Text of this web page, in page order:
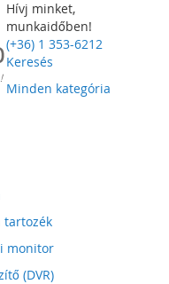
Hívj minket,
munkaidőben!
(+36) 1 353-6212
Keresés
Minden kategória
tartozék
monitor
(DVR)